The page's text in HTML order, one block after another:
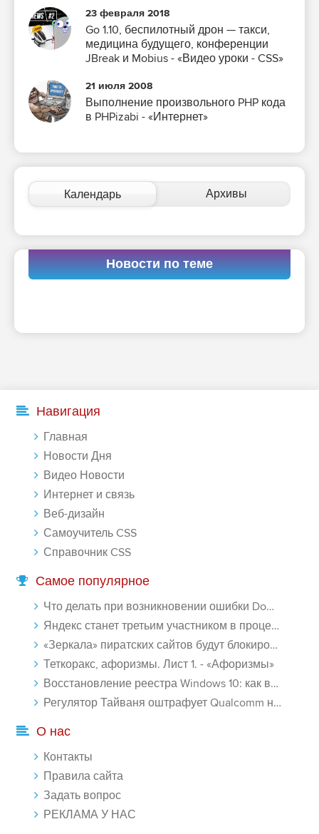
23 февраля 2018
Go 1.10, беспилотный дрон — такси,
медицина будущего, конференции
JBreak и Mobius - «Видео уроки - CSS»
21 июля 2008
Выполнение произвольного PHP кода
в PHPizabi - «Интернет»
Календарь Архивы
Новости по теме
Навигация
Главная
Новости Дня
Видео Новости
Интернет и связь
Веб-дизайн
Самоучитель CSS
Справочник CSS
Самое популярное
Что делать при возникновении ошибки Download interrupted в Chrome - «Windows»
Яндекс станет третьим участником в процессе ФАС против Google - «Интернет»
«Зеркала» пиратских сайтов будут блокироваться! - «Интернет»
Теткоракс, афоризмы. Лист 1. - «Афоризмы»
Восстановление реестра Windows 10: как восстановить реестр Виндовс 10 - «Windows»
Регулятор Тайваня оштрафует Qualcomm на $774 млн - «Новости сети»
О нас
Контакты
Правила сайта
Задать вопрос
РЕКЛАМА У НАС